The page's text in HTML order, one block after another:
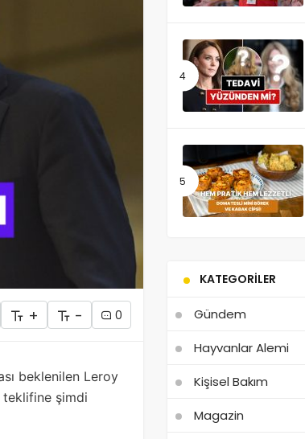
+ - 0
beklenilen Leroy
teklifine şimdi
KATEGORILER
Gündem
Hayvanlar Alemi
Kişisel Bakım
Magazin